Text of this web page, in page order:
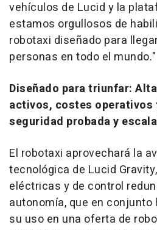
vehículos de Lucid y la
estamos orgullosos de
robotaxi diseñado para
personas en todo el mundo."
Diseñado para triunfar:
activos, costes operativos
seguridad probada y
El robotaxi aprovechará la
tecnológica de Lucid
eléctricas y de control
autonomía, que en conjunto
su uso en una oferta de